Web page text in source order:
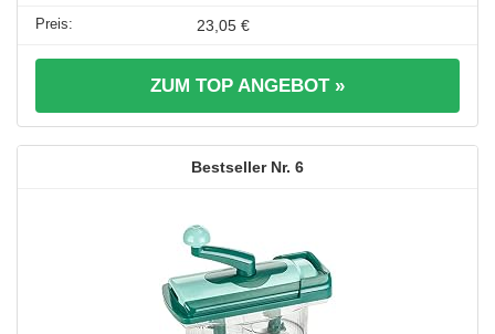
23,05 €
ZUM TOP ANGEBOT »
6